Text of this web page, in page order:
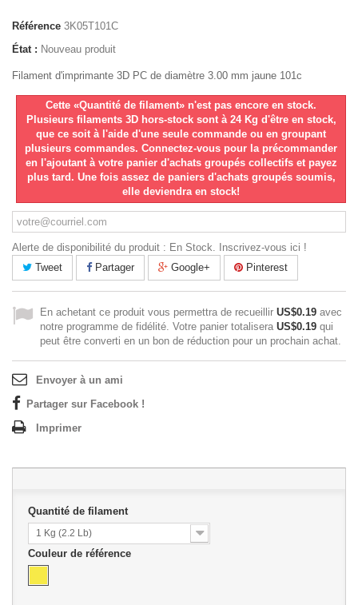
Référence 3K05T101C
État : Nouveau produit
Filament d'imprimante 3D PC de diamètre 3.00 mm jaune 101c
Cette «Quantité de filament» n'est pas encore en stock.
Plusieurs filaments 3D hors-stock sont à 24 Kg d'être en stock,
que ce soit à l'aide d'une seule commande ou en groupant
plusieurs commandes. Connectez-vous pour la précommander
en l'ajoutant à votre panier d'achats groupés collectifs et payez
plus tard. Une fois assez de paniers d'achats groupés soumis,
elle deviendra en stock!
Alerte de disponibilité du produit : En Stock. Inscrivez-vous ici !
Tweet
Partager Google+ Pinterest
En achetant ce produit vous permettra de recueillir US$0.19 avec
notre programme de fidélité. Votre panier totalisera US$0.19 qui
peut être converti en un bon de réduction pour un prochain achat.
Envoyer à un ami
Partager sur Facebook !
Imprimer
Quantité de filament
1 Kg (2.2 Lb)
Couleur de référence